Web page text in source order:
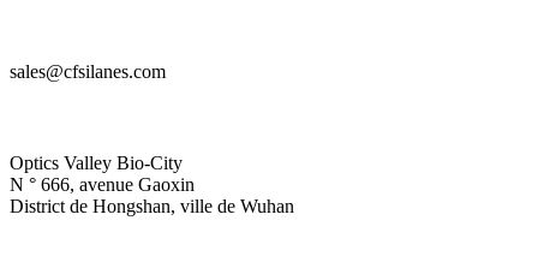
sales@cfsilanes.com
Optics Valley Bio-City
N ° 666, avenue Gaoxin
District de Hongshan, ville de Wuhan